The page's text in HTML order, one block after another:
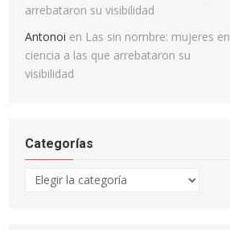
arrebataron su visibilidad
Antonoi en Las sin nombre: mujeres en
ciencia a las que arrebataron su
visibilidad
Categorías
Categorías